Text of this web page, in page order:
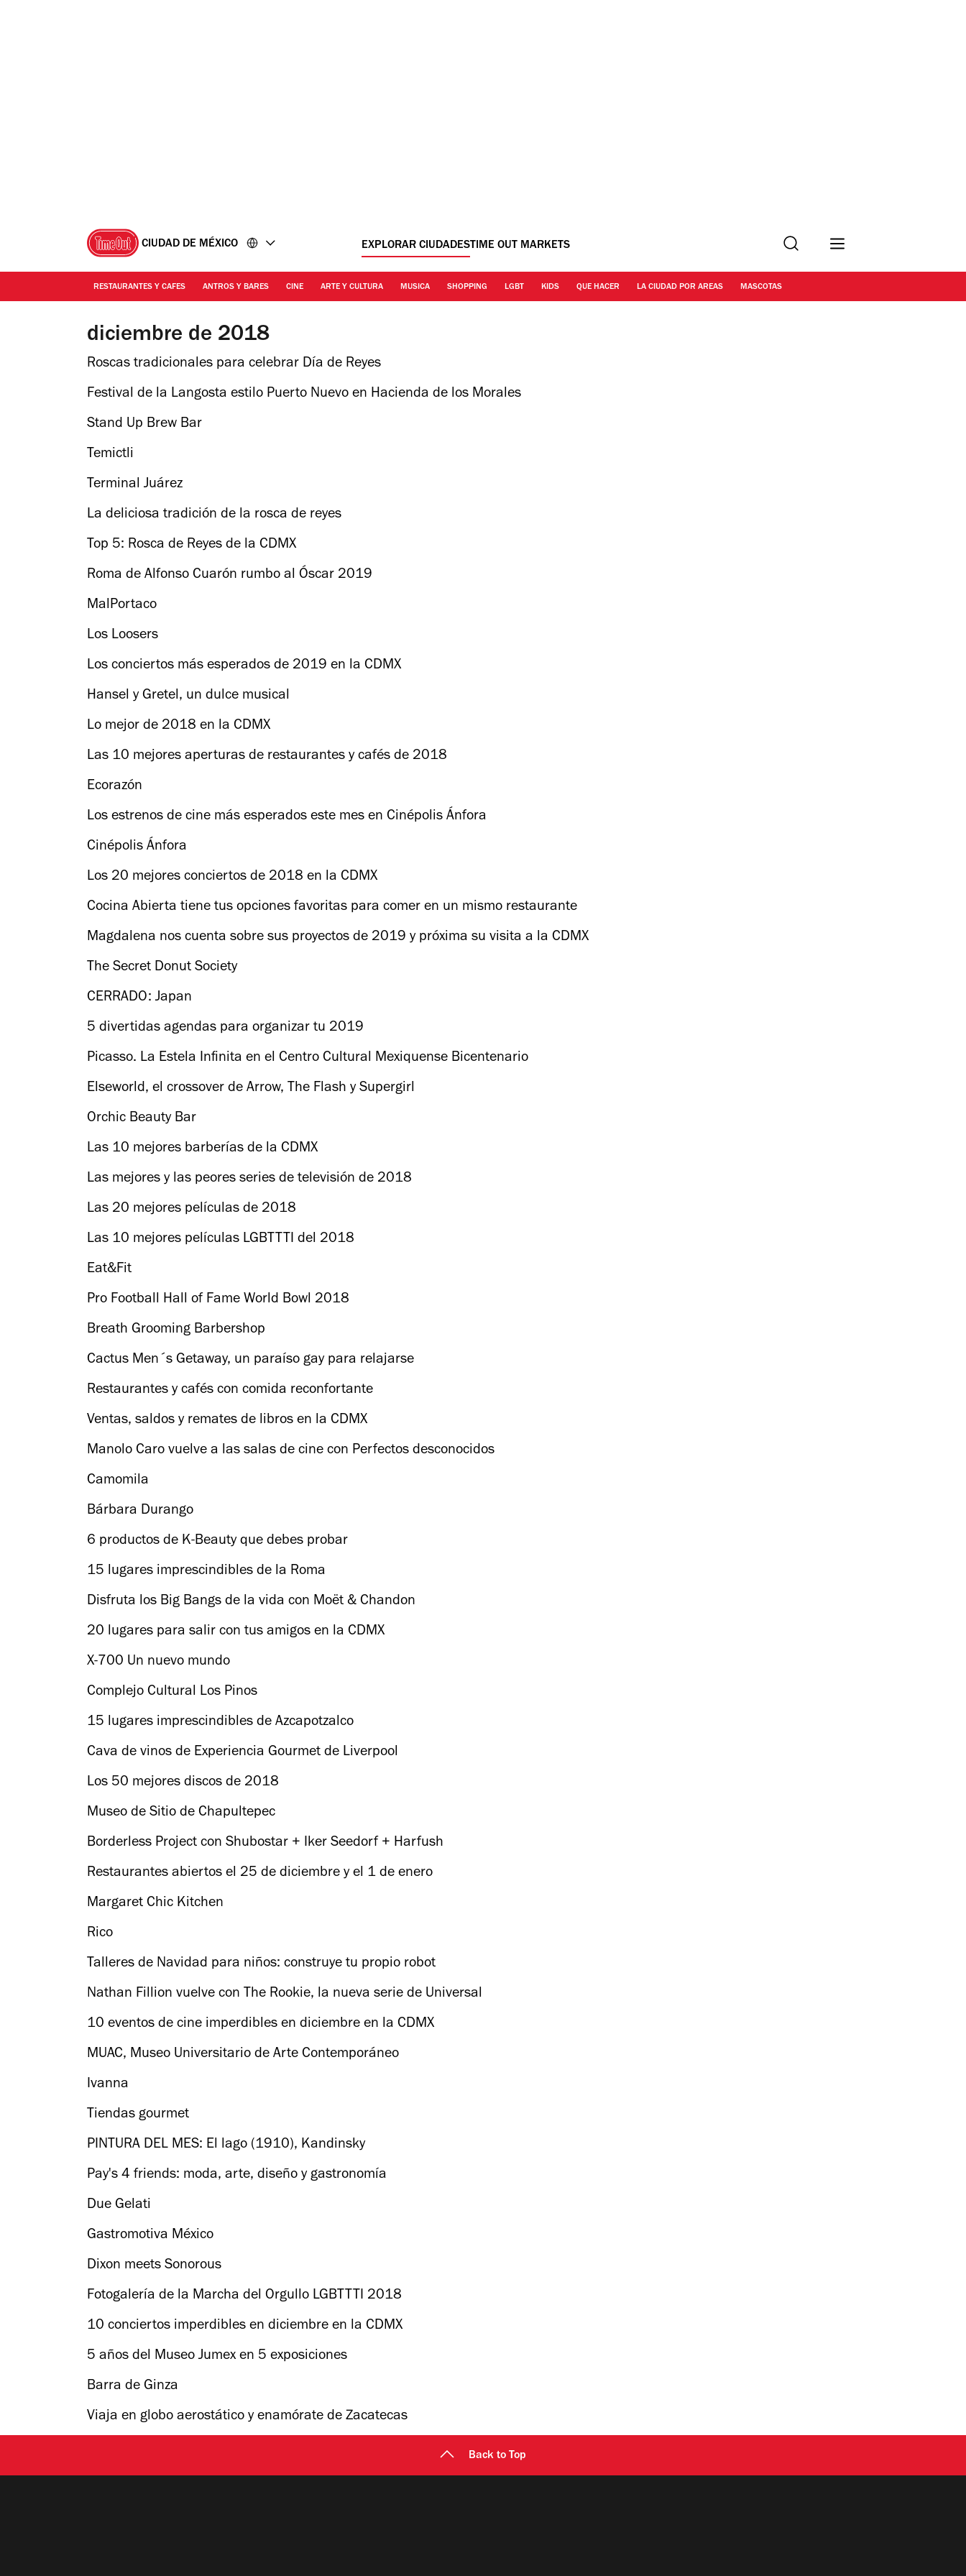
CIUDAD DE MÉXICO EXPLORAR CIUDADESTIME OUT MARKETS Buscar
RESTAURANTES Y CAFES ANTROS Y BARES CINE ARTE Y CULTURA MUSICA SHOPPING LGBT KIDS QUE HACER LA CIUDAD POR AREAS MASCOTAS
diciembre de 2018
Roscas tradicionales para celebrar Día de Reyes
Festival de la Langosta estilo Puerto Nuevo en Hacienda de los Morales
Stand Up Brew Bar
Temictli
Terminal Juárez
La deliciosa tradición de la rosca de reyes
Top 5: Rosca de Reyes de la CDMX
Roma de Alfonso Cuarón rumbo al Óscar 2019
MalPortaco
Los Loosers
Los conciertos más esperados de 2019 en la CDMX
Hansel y Gretel, un dulce musical
Lo mejor de 2018 en la CDMX
Las 10 mejores aperturas de restaurantes y cafés de 2018
Ecorazón
Los estrenos de cine más esperados este mes en Cinépolis Ánfora
Cinépolis Ánfora
Los 20 mejores conciertos de 2018 en la CDMX
Cocina Abierta tiene tus opciones favoritas para comer en un mismo restaurante
Magdalena nos cuenta sobre sus proyectos de 2019 y próxima su visita a la CDMX
The Secret Donut Society
CERRADO: Japan
5 divertidas agendas para organizar tu 2019
Picasso. La Estela Infinita en el Centro Cultural Mexiquense Bicentenario
Elseworld, el crossover de Arrow, The Flash y Supergirl
Orchic Beauty Bar
Las 10 mejores barberías de la CDMX
Las mejores y las peores series de televisión de 2018
Las 20 mejores películas de 2018
Las 10 mejores películas LGBTTTI del 2018
Eat&Fit
Pro Football Hall of Fame World Bowl 2018
Breath Grooming Barbershop
Cactus Men´s Getaway, un paraíso gay para relajarse
Restaurantes y cafés con comida reconfortante
Ventas, saldos y remates de libros en la CDMX
Manolo Caro vuelve a las salas de cine con Perfectos desconocidos
Camomila
Bárbara Durango
6 productos de K-Beauty que debes probar
15 lugares imprescindibles de la Roma
Disfruta los Big Bangs de la vida con Moët & Chandon
20 lugares para salir con tus amigos en la CDMX
X-700 Un nuevo mundo
Complejo Cultural Los Pinos
15 lugares imprescindibles de Azcapotzalco
Cava de vinos de Experiencia Gourmet de Liverpool
Los 50 mejores discos de 2018
Museo de Sitio de Chapultepec
Borderless Project con Shubostar + Iker Seedorf + Harfush
Restaurantes abiertos el 25 de diciembre y el 1 de enero
Margaret Chic Kitchen
Rico
Talleres de Navidad para niños: construye tu propio robot
Nathan Fillion vuelve con The Rookie, la nueva serie de Universal
10 eventos de cine imperdibles en diciembre en la CDMX
MUAC, Museo Universitario de Arte Contemporáneo
Ivanna
Tiendas gourmet
PINTURA DEL MES: El lago (1910), Kandinsky
Pay's 4 friends: moda, arte, diseño y gastronomía
Due Gelati
Gastromotiva México
Dixon meets Sonorous
Fotogalería de la Marcha del Orgullo LGBTTTI 2018
10 conciertos imperdibles en diciembre en la CDMX
5 años del Museo Jumex en 5 exposiciones
Barra de Ginza
Viaja en globo aerostático y enamórate de Zacatecas
Back to Top